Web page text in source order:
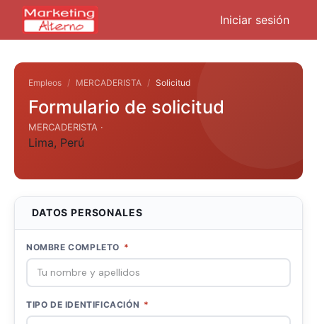
Iniciar sesión
Empleos MERCADERISTA Solicitud
Formulario de solicitud
MERCADERISTA ·
Lima, Perú
DATOS PERSONALES
NOMBRE COMPLETO *
TIPO DE IDENTIFICACIÓN *